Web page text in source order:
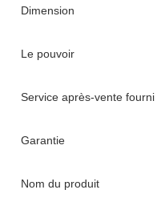
Dimension
Le pouvoir
Service après-vente fourni
Garantie
Nom du produit